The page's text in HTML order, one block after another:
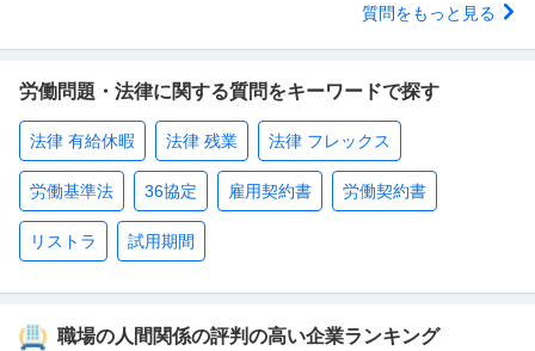
質問をもっと見る
労働問題・法律に関する質問をキーワードで探す
法律 有給休暇 法律 残業 法律 フレックス
労働基準法 36協定 雇用契約書 労働契約書
リストラ 試用期間
職場の人間関係の評判の高い企業ランキング